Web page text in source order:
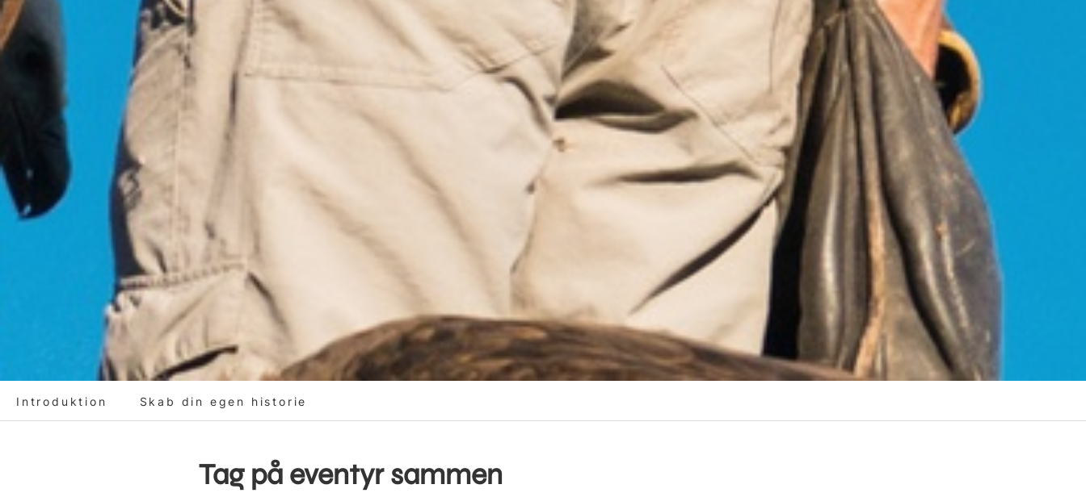
Introduktion Skab din egen historie
Tag på eventyr sammen